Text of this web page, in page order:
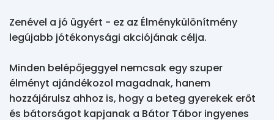
Zenével a jó ügyért - ez az Élménykülönítmény
legújabb jótékonysági akciójának célja.
Minden belépőjeggyel nemcsak egy szuper
élményt ajándékozol magadnak, hanem
hozzájárulsz ahhoz is, hogy a beteg gyerekek erőt
és bátorságot kapjanak a Bátor Tábor ingyenes